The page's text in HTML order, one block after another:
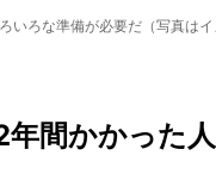
いろな準備が必要だ（写真はイ
間かかった